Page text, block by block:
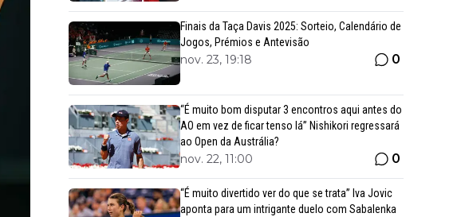
Finais da Taça Davis 2025: Sorteio, Calendário de
Jogos, Prémios e Antevisão
nov. 23, 19:18 0
“É muito bom disputar 3 encontros aqui antes do
AO em vez de ficar tenso lá” Nishikori regressará
ao Open da Austrália?
nov. 22, 11:00 0
“É muito divertido ver do que se trata” Iva Jovic
aponta para um intrigante duelo com Sabalenka